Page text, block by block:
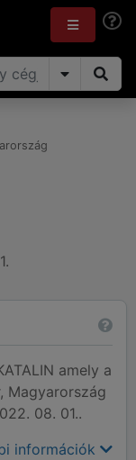
amely a
Magyarország
08. 01..
információk